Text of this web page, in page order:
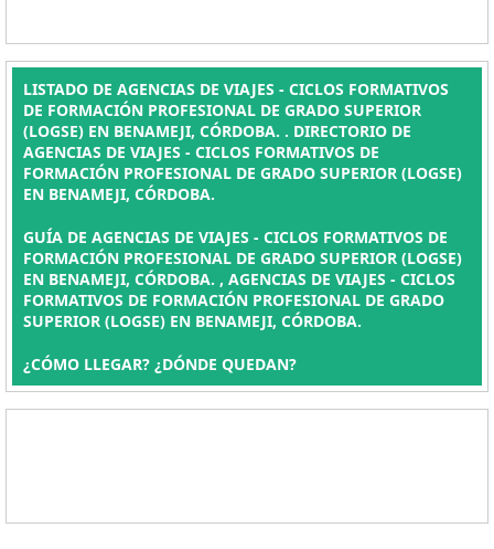
LISTADO DE AGENCIAS DE VIAJES - CICLOS FORMATIVOS
DE FORMACIÓN PROFESIONAL DE GRADO SUPERIOR
(LOGSE) EN BENAMEJI, CÓRDOBA. . DIRECTORIO DE
AGENCIAS DE VIAJES - CICLOS FORMATIVOS DE
FORMACIÓN PROFESIONAL DE GRADO SUPERIOR (LOGSE)
EN BENAMEJI, CÓRDOBA.
GUÍA DE AGENCIAS DE VIAJES - CICLOS FORMATIVOS DE
FORMACIÓN PROFESIONAL DE GRADO SUPERIOR (LOGSE)
EN BENAMEJI, CÓRDOBA. , AGENCIAS DE VIAJES - CICLOS
FORMATIVOS DE FORMACIÓN PROFESIONAL DE GRADO
SUPERIOR (LOGSE) EN BENAMEJI, CÓRDOBA.
¿CÓMO LLEGAR? ¿DÓNDE QUEDAN?